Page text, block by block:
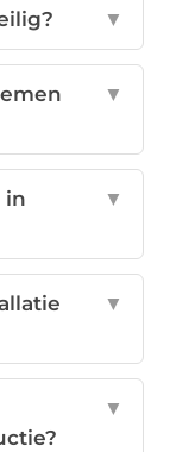
▼
▼
in
▼
▼
▼